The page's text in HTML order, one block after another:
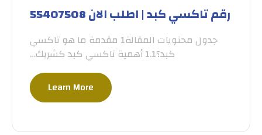
رقم تاكسي كبد | اطلب الان 55407508
جدول محتويات المقالة1 مقدمة ما هو تاكسي
كبد؟1.1 أهمية تاكسي كبد كشريك…
Learn More